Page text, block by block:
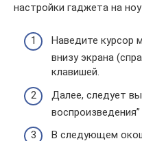
настройки гаджета на
Наведите курсор
внизу экрана
клавишей.
Далее, следует
В следующем